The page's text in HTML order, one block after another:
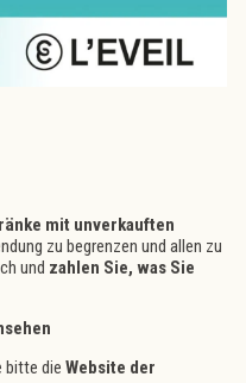
mit unverkauften
zu begrenzen und allen zu
und zahlen Sie, was Sie
bitte die Website der